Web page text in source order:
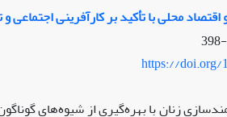
محلی با تأکید بر کارآفرینی اجتماعی و
https://doi.org/
زنان با بهره‌گیری از شیوه‌های